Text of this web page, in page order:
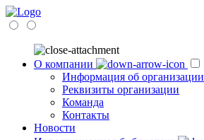
О компании
Информация об организации
Реквизиты организации
Команда
Контакты
Новости